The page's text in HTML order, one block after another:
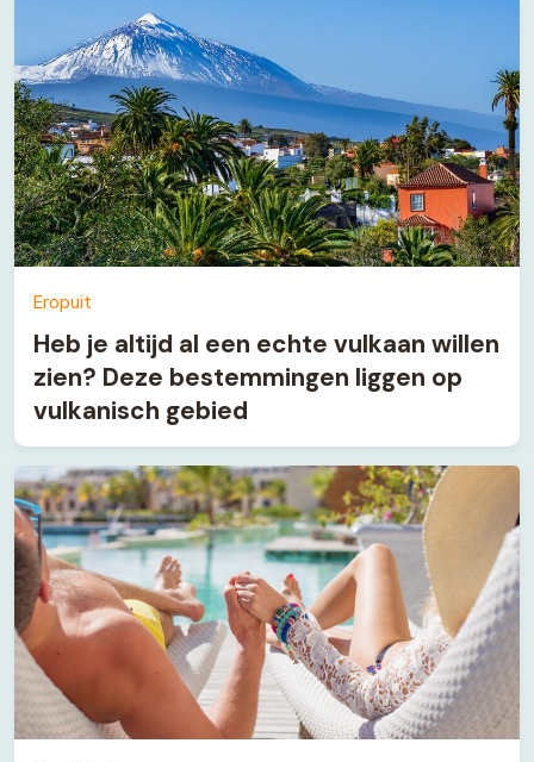
Eropuit
Heb je altijd al een echte vulkaan willen
zien? Deze bestemmingen liggen op
vulkanisch gebied